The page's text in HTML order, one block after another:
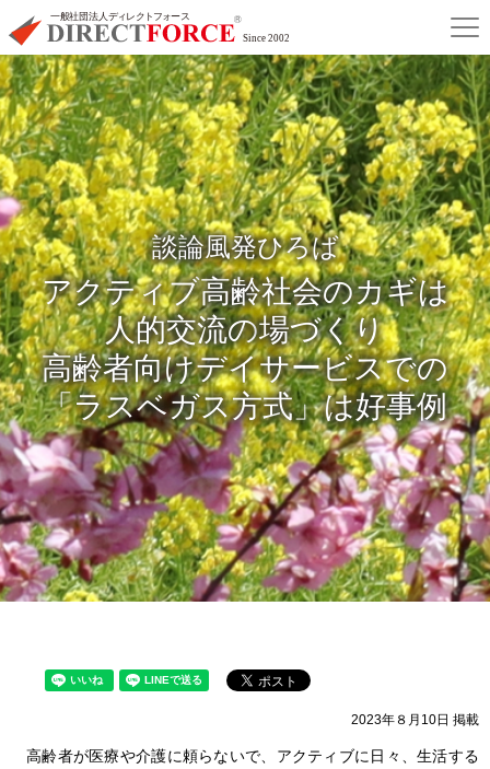
談論風発ひろば
アクティブ高齢社会のカギは
人的交流の場づくり
高齢者向けデイサービスでの
「ラスベガス方式」は好事例
2023年８月10日 掲載
高齢者が医療や介護に頼らないで、アクティブに日々、生活する